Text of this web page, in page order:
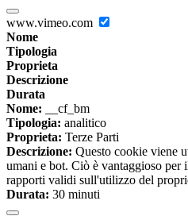
www.vimeo.com
Nome
Tipologia
Proprieta
Descrizione
Durata
Nome: __cf_bm
Tipologia: analitico
Proprieta: Terze Parti
Descrizione: Questo cookie viene
umani e bot. Ciò è vantaggioso per
rapporti validi sull'utilizzo del
Durata: 30 minuti